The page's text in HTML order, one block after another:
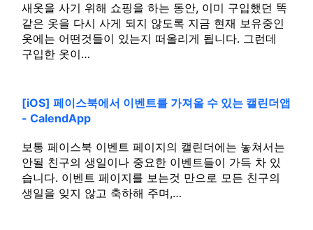
새옷을 사기 위해 쇼핑을 하는 동안, 이미 구입했던 똑
같은 옷을 다시 사게 되지 않도록 지금 현재 보유중인
옷에는 어떤것들이 있는지 떠올리게 됩니다. 그런데
구입한 옷이…
[iOS] 페이스북에서 이벤트를 가져올 수 있는 캘린더앱
- CalendApp
보통 페이스북 이벤트 페이지의 캘린더에는 놓쳐서는
안될 친구의 생일이나 중요한 이벤트들이 가득 차 있
습니다. 이벤트 페이지를 보는것 만으로 모든 친구의
생일을 잊지 않고 축하해 주며,…